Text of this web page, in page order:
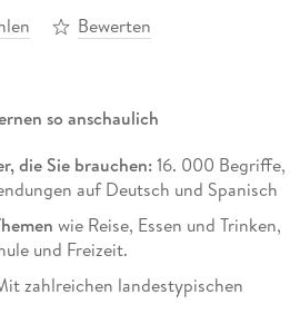
Bewerten
so anschaulich
die Sie brauchen:16. 000 Begriffe,
auf Deutsch und Spanisch
wie Reise, Essen und Trinken,
und Freizeit.
zahlreichen landestypischen